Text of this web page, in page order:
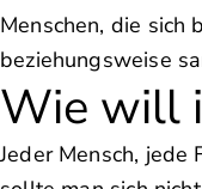
Menschen, die sich
beziehungsweise
Wie will
Jeder Mensch, jede